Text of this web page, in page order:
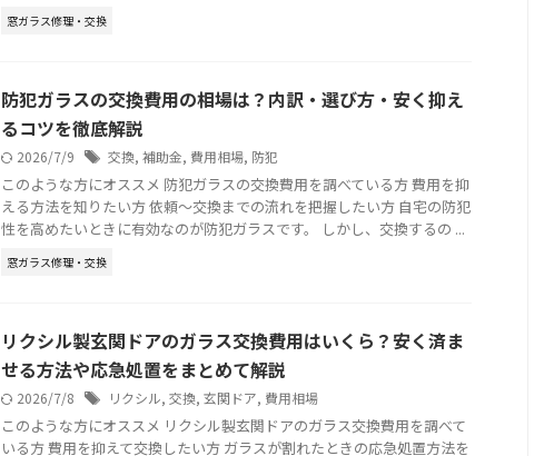
窓ガラス修理・交換
防犯ガラスの交換費用の相場は？内訳・選び方・安く抑え
るコツを徹底解説
2026/7/9 交換, 補助金, 費用相場, 防犯
このような方にオススメ 防犯ガラスの交換費用を調べている方 費用を抑
える方法を知りたい方 依頼〜交換までの流れを把握したい方 自宅の防犯
性を高めたいときに有効なのが防犯ガラスです。 しかし、交換するの ...
窓ガラス修理・交換
リクシル製玄関ドアのガラス交換費用はいくら？安く済ま
せる方法や応急処置をまとめて解説
2026/7/8 リクシル, 交換, 玄関ドア, 費用相場
このような方にオススメ リクシル製玄関ドアのガラス交換費用を調べて
いる方 費用を抑えて交換したい方 ガラスが割れたときの応急処置方法を